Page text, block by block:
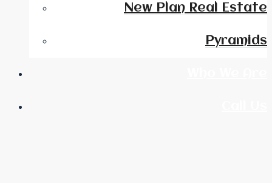
New Plan Real Estate
Pyramids